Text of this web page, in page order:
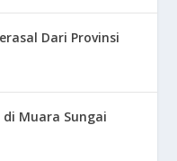
Dari Provinsi
di Muara Sungai